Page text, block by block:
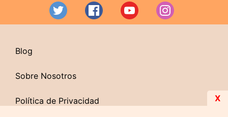
Blog
Sobre Nosotros
Política de Privacidad X